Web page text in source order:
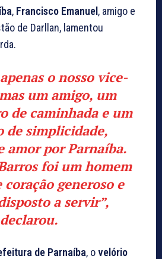
, Francisco Emanuel , amigo e
de Darllan, lamentou
o nosso vice-
um amigo, um
de caminhada e um
de simplicidade,
amor por Parnaíba.
foi um homem
generoso e
a servir”,
declarou.
de Parnaíba, ovelório